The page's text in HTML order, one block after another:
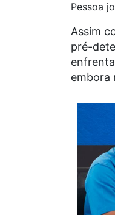
Pessoa
Assim
pré-
embora